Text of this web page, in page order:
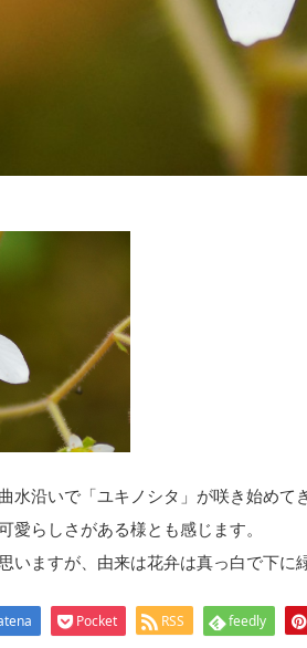
水沿いで「ユキノシタ」が咲き始めて
愛らしさがある様とも感じます。
いますが、由来は花弁は真っ白で下に
Pocket RSS feedly